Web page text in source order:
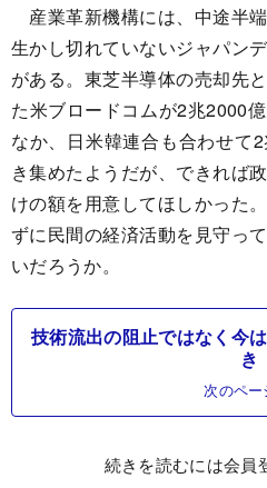
産業革新機構には、中途半
生かし切れていないジャパン
がある。東芝半導体の売却先
た米ブロードコムが2兆2000
なか、日米韓連合も合わせて
き集めたようだが、できれば
けの額を用意してほしかった
ずに民間の経済活動を見守っ
いだろうか。
技術流出の阻止ではなく今
き
次のペー
続きを読むには会員